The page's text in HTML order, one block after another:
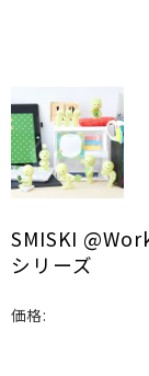
SMISKI
シリーズ
価格: